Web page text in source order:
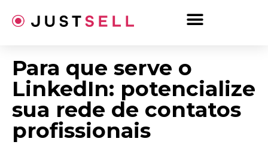
para
Para que serve o
LinkedIn: potencialize
sua rede de contatos
profissionais